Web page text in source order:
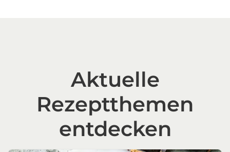
Aktuelle
Rezeptthemen
entdecken